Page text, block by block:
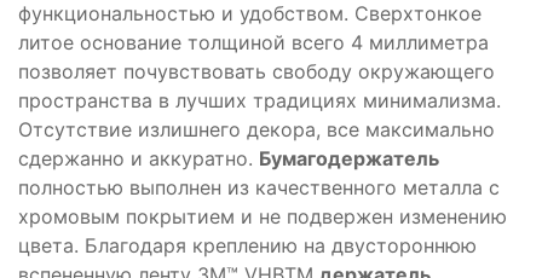
функциональностью и удобством. Сверхтонкое
литое основание толщиной всего 4 миллиметра
позволяет почувствовать свободу окружающего
пространства в лучших традициях минимализма.
Отсутствие излишнего декора, все максимально
сдержанно и аккуратно. Бумагодержатель
полностью выполнен из качественного металла с
хромовым покрытием и не подвержен изменению
цвета. Благодаря креплению на двустороннюю